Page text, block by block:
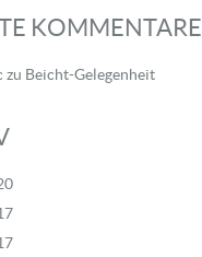
KOMMENTARE
zu Beicht-Gelegenheit